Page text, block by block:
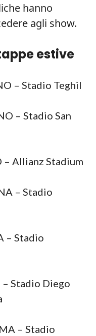
hanno
agli show.
estive
– Stadio Teghil
– Stadio San
– Allianz Stadium
– Stadio
– Stadio
Stadio Diego
– Stadio